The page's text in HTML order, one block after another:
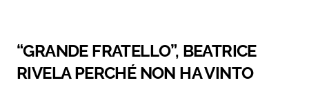
“GRANDE FRATELLO”, BEATRICE
RIVELA PERCHÉ NON HA VINTO